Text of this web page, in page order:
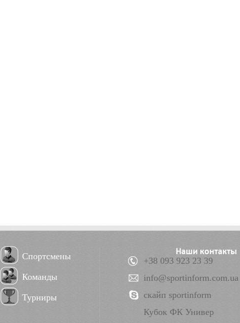
Спортсмены
Команды
Турниры
Наши контакты
+38 093 923 23 39
info@sportinform.com.ua
скайп sportinform
Кубок ФК Универ